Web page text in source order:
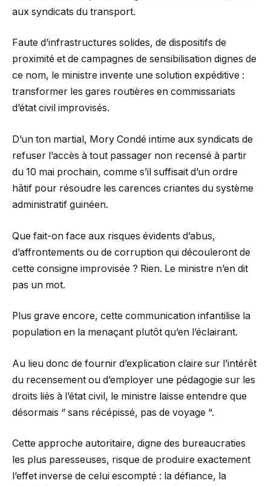
aux syndicats du transport.
Faute d’infrastructures solides, de dispositifs de
proximité et de campagnes de sensibilisation dignes de
ce nom, le ministre invente une solution expéditive :
transformer les gares routières en commissariats
d’état civil improvisés.
D’un ton martial, Mory Condé intime aux syndicats de
refuser l’accès à tout passager non recensé à partir
du 10 mai prochain, comme s’il suffisait d’un ordre
hâtif pour résoudre les carences criantes du système
administratif guinéen.
Que fait-on face aux risques évidents d’abus,
d’affrontements ou de corruption qui découleront de
cette consigne improvisée ? Rien. Le ministre n’en dit
pas un mot.
Plus grave encore, cette communication infantilise la
population en la menaçant plutôt qu’en l’éclairant.
Au lieu donc de fournir d’explication claire sur l’intérêt
du recensement ou d’employer une pédagogie sur les
droits liés à l’état civil, le ministre laisse entendre que
désormais “ sans récépissé, pas de voyage “.
Cette approche autoritaire, digne des bureaucraties
les plus paresseuses, risque de produire exactement
l’effet inverse de celui escompté : la défiance, la